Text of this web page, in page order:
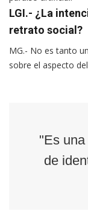
LGI.- ¿La
retrato social?
MG.- No es tanto
sobre el aspecto
"Es
de